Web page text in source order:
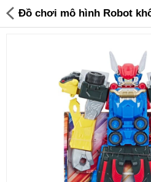
Đồ gia dụng & Nhà cửa
Điện gia dụng